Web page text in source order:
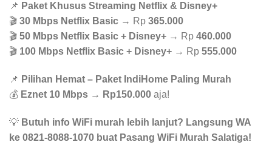
📌 Paket Khusus Streaming Netflix & Disney+
🎬 30 Mbps Netflix Basic → Rp 365.000
🎬 50 Mbps Netflix Basic + Disney+ → Rp 460.000
🎬 100 Mbps Netflix Basic + Disney+ → Rp 555.000
📌 Pilihan Hemat – Paket IndiHome Paling Murah
💰 Eznet 10 Mbps → Rp150.000 aja!
💡 Butuh info WiFi murah lebih lanjut? Langsung WA
ke 0821-8088-1070 buat Pasang WiFi Murah Salatiga!